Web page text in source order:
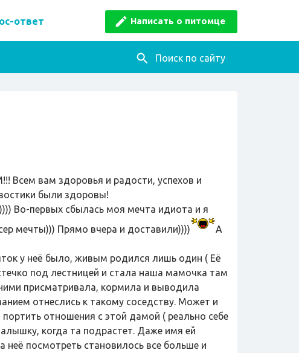
Написать о питомце
ответ
Поиск по сайту
Всем вам здоровья и радости, успехов и
были здоровы!
Во-первых сбылась моя мечта идиота и я
мечты))) Прямо вчера и доставили))))
А
у неё было, живым родился лишь один ( Её
под лестницей и стала наша мамочка там
присматривала, кормила и выводила
отнеслись к такому соседству. Может и
отношения с этой дамой ( реально себе
когда та подрастет. Даже имя ей
посмотреть становилось все больше и